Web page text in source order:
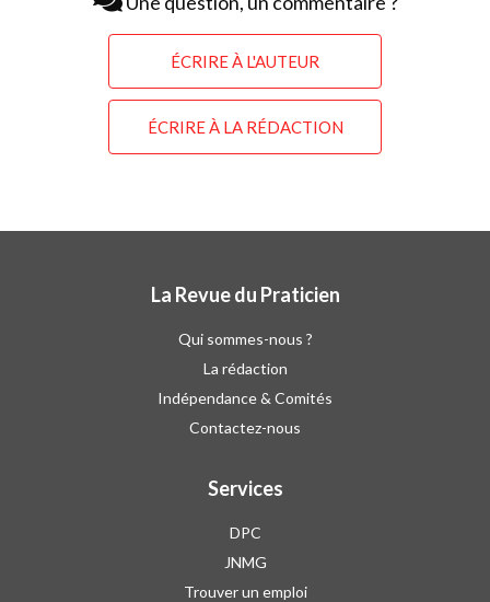
ÉCRIRE À L'AUTEUR
ÉCRIRE À LA RÉDACTION
La Revue du Praticien
Qui sommes-nous ?
La rédaction
Indépendance & Comités
Contactez-nous
Services
DPC
JNMG
Trouver un emploi